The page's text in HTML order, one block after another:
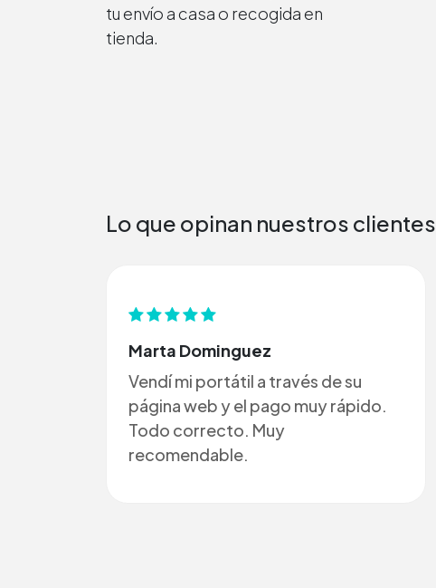
tu envío a casa o recogida en
tienda.
Lo que opinan nuestros clientes
Marta Dominguez
Vendí mi portátil a través de su
página web y el pago muy rápido.
Todo correcto. Muy
recomendable.